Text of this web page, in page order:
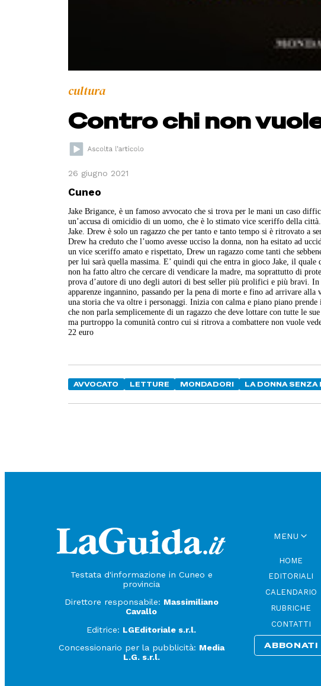
cultura
Contro chi non
26 giugno 2021
Cuneo
Jake Brigance, è un famoso avvocato che si trova per le mani un caso
un’accusa di omicidio di un uomo, che è lo stimato vice sceriffo della
Jake. Drew è solo un ragazzo che per tanto e tanto tempo si è ritrovato a
Drew ha creduto che l’uomo avesse ucciso la donna, non ha esitato ad
un vice sceriffo amato e rispettato, Drew un ragazzo come tanti che
per lui sarà quella massima. E’ quindi qui che entra in gioco Jake, il
non ha fatto altro che cercare di vendicare la madre, ma soprattutto di
prova d’autore di uno degli autori di best seller più prolifici e più bravi. In
apparenze ingannino, passando per la pena di morte e fino ad arrivare
una storia che va oltre i personaggi. Inizia con calma e piano piano
che non parla semplicemente di un ragazzo che deve lottare con tutte le
ma purtroppo la comunità contro cui si ritrova a combattere non vuole
22 euro
AVVOCATO LETTURE MONDADORI LA DONNA SENZA
Testata d'informazione in Cuneo e
provincia
Direttore responsabile: Massimiliano
Cavallo
Editrice: LGEditoriale s.r.l.
Concessionario per la pubblicità: Media
L.G. s.r.l.
MENU
HOME
EDITORIALI
CALENDARIO
RUBRICHE
CONTATTI
ABBONATI